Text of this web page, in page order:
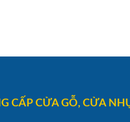
CẤP CỬA GỖ, CỬA